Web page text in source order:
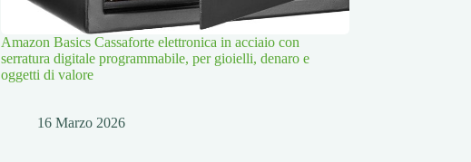
Amazon Basics Cassaforte elettronica in acciaio con
serratura digitale programmabile, per gioielli, denaro e
oggetti di valore
16 Marzo 2026